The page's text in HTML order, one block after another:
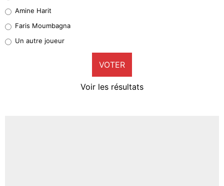
1%
9%
Amine Harit
Faris Moumbagna
Un autre joueur
VOTER
Voir les résultats